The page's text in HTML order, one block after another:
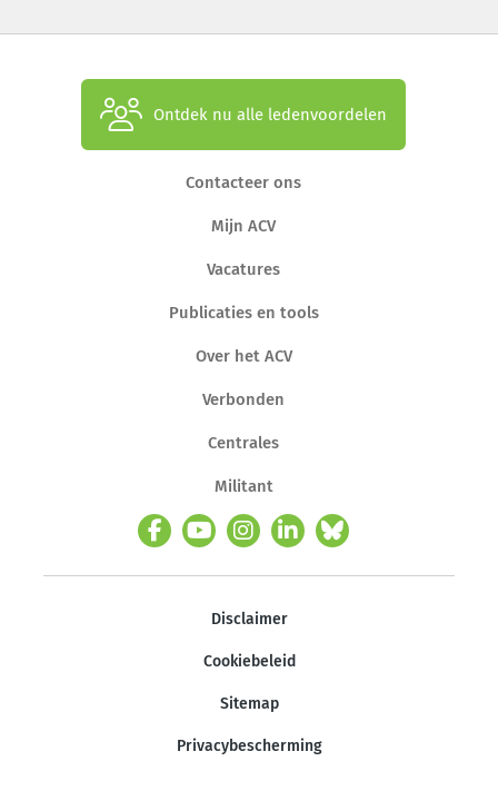
Ontdek nu alle ledenvoordelen
Contacteer ons
Mijn ACV
Vacatures
Publicaties en tools
Over het ACV
Verbonden
Centrales
Militant
Disclaimer
Cookiebeleid
Sitemap
Privacybescherming